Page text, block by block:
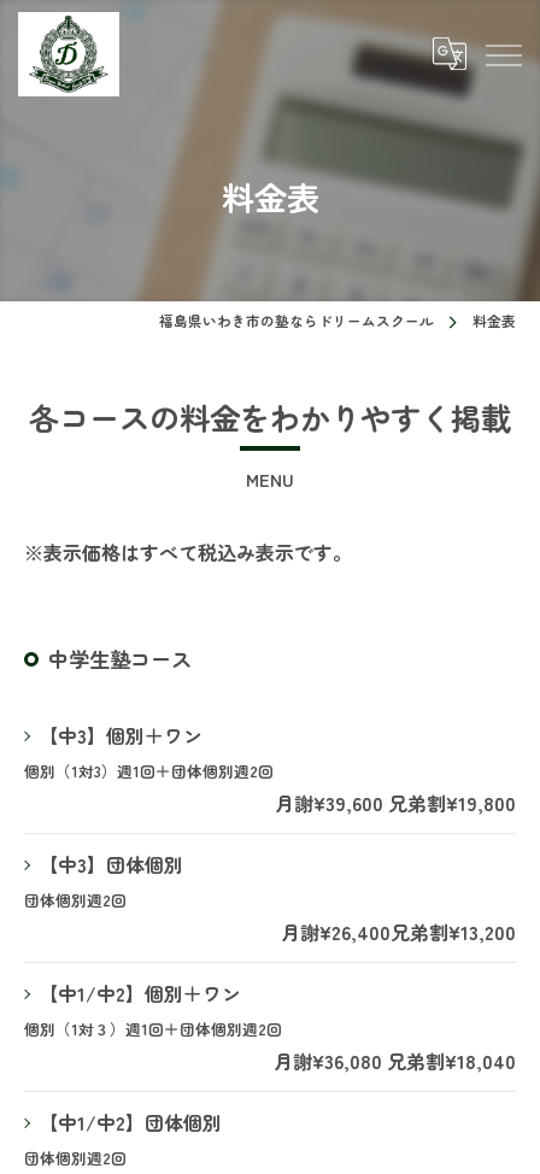
料金表
福島県いわき市の塾ならドリームスクール 料金表
各コースの料金をわかりやすく掲載
MENU
※表示価格はすべて税込み表示です。
中学生塾コース
【中3】個別＋ワン
個別（1対3）週1回＋団体個別週2回
月謝¥39,600 兄弟割¥19,800
【中3】団体個別
団体個別週2回
月謝¥26,400兄弟割¥13,200
【中1/中2】個別＋ワン
個別（1対３）週1回＋団体個別週2回
月謝¥36,080 兄弟割¥18,040
【中1/中2】団体個別
団体個別週2回